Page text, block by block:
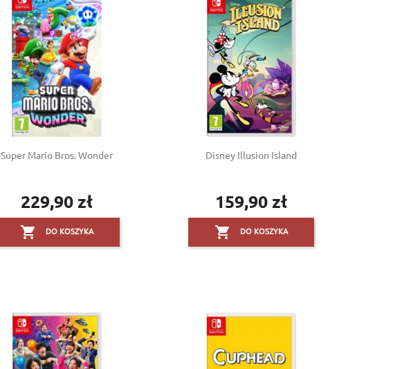
Super Mario Bros. Wonder
Cena
229,90 zł
 DO KOSZYKA
Disney Illusion Island
Cena
159,90 zł
 DO KOSZYKA